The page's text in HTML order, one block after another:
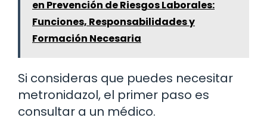
en Prevención de Riesgos Laborales:
Funciones, Responsabilidades y
Formación Necesaria
Si consideras que puedes necesitar
metronidazol, el primer paso es
consultar a un médico.